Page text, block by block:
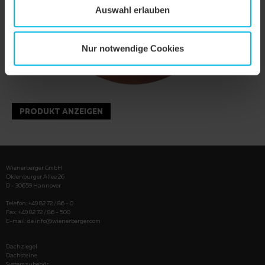
Auswahl erlauben
Nur notwendige Cookies
PRODUKT ANZEIGEN
Wienerberger GmbH
Oldenburger Allee 26
D - 30659 Hannover
Telefon: +49 82 72 / 86 - 0
Fax: +49 82 72 / 86 - 500
E-mail: de.info@wienerberger.com
Dachziegel
Dachsteine